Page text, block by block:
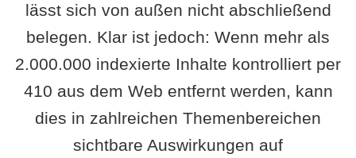
lässt sich von außen nicht abschließend
belegen. Klar ist jedoch: Wenn mehr als
2.000.000 indexierte Inhalte kontrolliert per
410 aus dem Web entfernt werden, kann
dies in zahlreichen Themenbereichen
sichtbare Auswirkungen auf